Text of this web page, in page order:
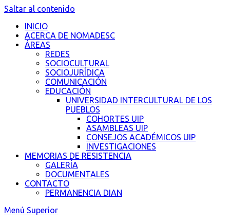
Saltar al contenido
INICIO
ACERCA DE NOMADESC
ÁREAS
REDES
SOCIOCULTURAL
SOCIOJURÍDICA
COMUNICACIÓN
EDUCACIÓN
UNIVERSIDAD INTERCULTURAL DE LOS
PUEBLOS
COHORTES UIP
ASAMBLEAS UIP
CONSEJOS ACADÉMICOS UIP
INVESTIGACIONES
MEMORIAS DE RESISTENCIA
GALERÍA
DOCUMENTALES
CONTACTO
PERMANENCIA DIAN
Menú Superior